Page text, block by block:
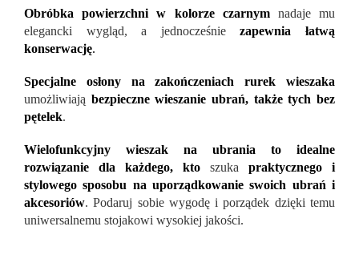
Obróbka powierzchni w kolorze czarnym
nadaje mu
elegancki wygląd, a jednocześnie
zapewnia łatwą
konserwację.
Specjalne osłony na zakończeniach rurek wieszaka
umożliwiają bezpieczne wieszanie ubrań, także tych bez
pętelek.
Wielofunkcyjny wieszak na ubrania to idealne
rozwiązanie dla każdego, kto
szuka
praktycznego i
stylowego sposobu na uporządkowanie swoich ubrań i
akcesoriów. Podaruj sobie wygodę i porządek dzięki temu
uniwersalnemu stojakowi wysokiej jakości.